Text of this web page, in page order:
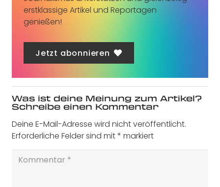
erstklassige Artikel und Reportagen
genießen!
Jetzt abonnieren
Was ist deine Meinung zum Artikel?
Schreibe einen Kommentar
Deine E-Mail-Adresse wird nicht veröffentlicht.
Erforderliche Felder sind mit* markiert